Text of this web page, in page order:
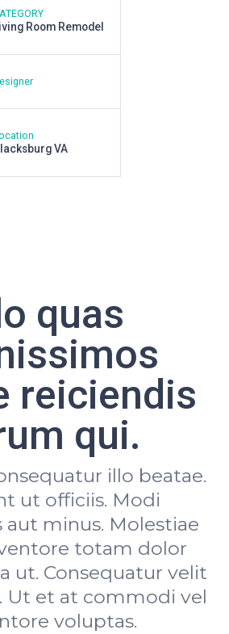
Room Remodel
VA
quas
reiciendis
qui.
illo beatae.
ut officiis. Modi
aut minus. Molestiae
totam dolor
ut. Consequatur velit
Ut et at commodi vel
voluptas.